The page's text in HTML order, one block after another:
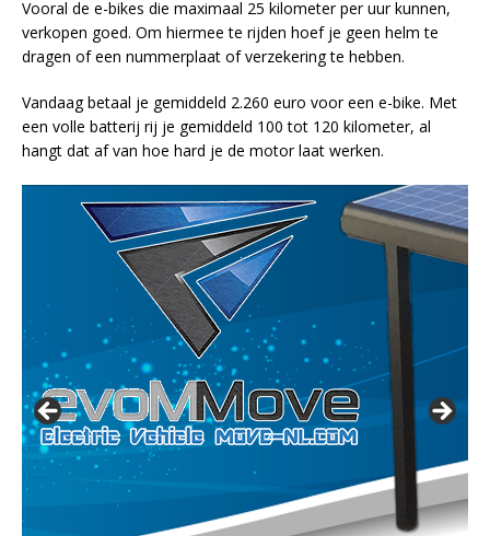
Vooral de e-bikes die maximaal 25 kilometer per uur kunnen,
verkopen goed. Om hiermee te rijden hoef je geen helm te
dragen of een nummerplaat of verzekering te hebben.
Vandaag betaal je gemiddeld 2.260 euro voor een e-bike. Met
een volle batterij rij je gemiddeld 100 tot 120 kilometer, al
hangt dat af van hoe hard je de motor laat werken.